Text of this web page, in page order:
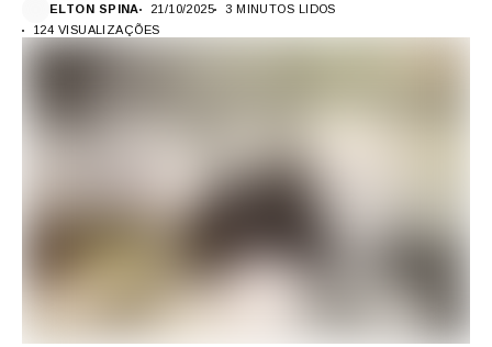
ELTON SPINA 21/10/2025
3 MINUTOS LIDOS
124 VISUALIZAÇÕES